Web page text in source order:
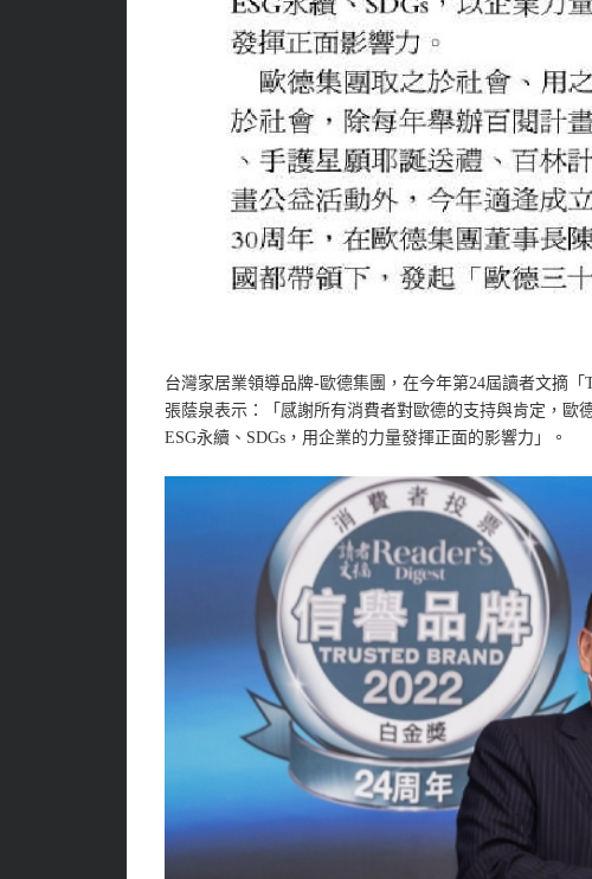
台灣家居業領導品牌-歐德集團，在今年第24屆讀者文摘
張蔭泉表示：「感謝所有消費者對歐德的支持與肯定，
ESG永續、SDGs，用企業的力量發揮正面的影響力」。